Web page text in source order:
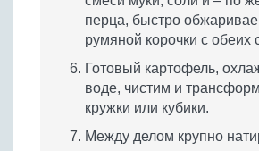
перца, быстро
румяной корочки с обеих
Готовый картофель,
воде, чистим и
кружки или кубики.
Между делом крупно